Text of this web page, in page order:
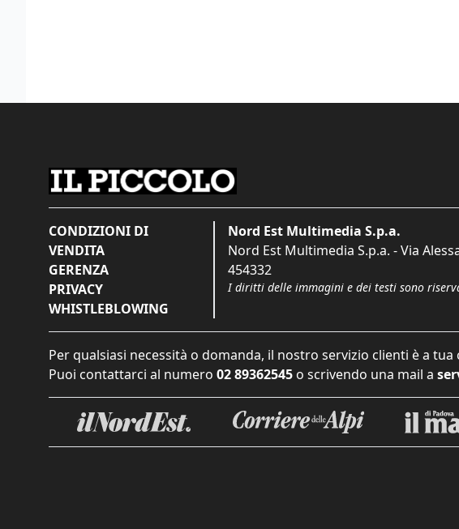
CONDIZIONI DI
VENDITA
GERENZA
PRIVACY
WHISTLEBLOWING
Nord Est Multimedia S.p.a.
Nord Est Multimedia S.p.a. - Via
454332
I diritti delle immagini e dei testi sono
Per qualsiasi necessità o domanda, il nostro servizio clienti è a
Puoi contattarci al numero 02 89362545 o scrivendo una mail a